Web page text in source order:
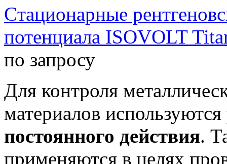
Cтационарные
потенциала ISOVOLT
по запросу
Для контроля
материалов используются
постоянного действия.
применяются в целях